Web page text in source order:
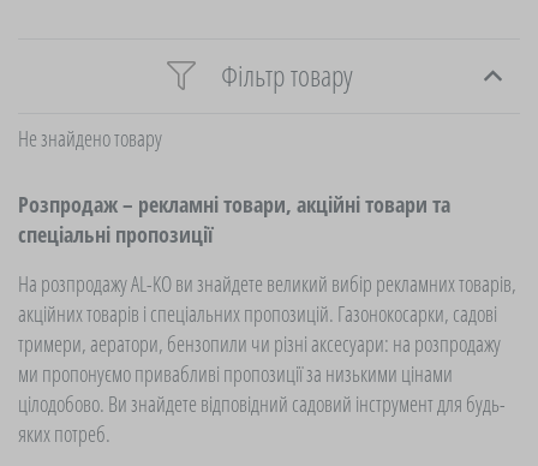
Фільтр товару
Не знайдено товару
Розпродаж – рекламні товари, акційні товари та
спеціальні пропозиції
На розпродажу AL-KO ви знайдете великий вибір рекламних товарів,
акційних товарів і спеціальних пропозицій. Газонокосарки, садові
тримери, аератори, бензопили чи різні аксесуари: на розпродажу
ми пропонуємо привабливі пропозиції за низькими цінами
цілодобово. Ви знайдете відповідний садовий інструмент для будь-
яких потреб.